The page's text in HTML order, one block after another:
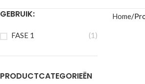
GEBRUIK:
FASE 1 (1)
PRODUCTCATEGORIEËN
Home